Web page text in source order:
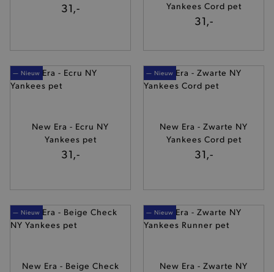
31,-
Yankees Cord pet
31,-
— Nieuw
New Era - Ecru NY
Yankees pet
31,-
— Nieuw
New Era - Zwarte NY
Yankees Cord pet
31,-
— Nieuw
New Era - Beige Check
— Nieuw
New Era - Zwarte NY